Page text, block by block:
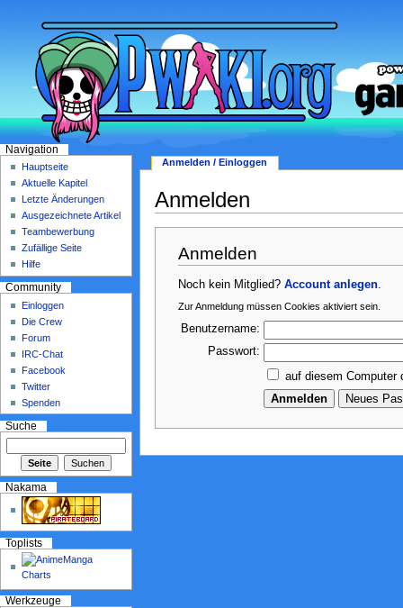
Anmelden
Anmelden
Noch kein Mitglied?Account anlegen
Zur Anmeldung müssen Cookies aktiviert sein.
Benutzername:
Passwort:
auf diesem Computer
Anmelden / Einloggen
Navigation
Hauptseite
Aktuelle Kapitel
Letzte Änderungen
Ausgezeichnete Artikel
Teambewerbung
Zufällige Seite
Hilfe
Community
Einloggen
Die Crew
Forum
IRC-Chat
Facebook
Twitter
Spenden
Suche
Nakama
Toplists
Werkzeuge